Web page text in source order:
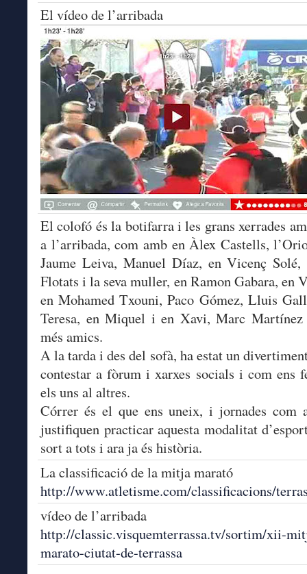
El vídeo de l’arribada
El colofó és la botifarra i les grans xerrades
a l’arribada, com amb en Àlex Castells,
Jaume Leiva, Manuel Díaz, en Vicenç
Flotats i la seva muller, en Ramon Gabara, en
en Mohamed Txouni, Paco Gómez, Lluis
Teresa, en Miquel i en Xavi, Marc
més amics.
A la tarda i des del sofà, ha estat un
contestar a fòrum i xarxes socials i com ens
els uns al altres.
Córrer és el que ens uneix, i jornades com
justifiquen practicar aquesta modalitat
sort a tots i ara ja és història.
La classificació de la mitja marató
http://www.atletisme.com/classificacions/
vídeo de l’arribada
http://classic.visquemterrassa.tv/sortim/xii-
marato-ciutat-de-terrassa